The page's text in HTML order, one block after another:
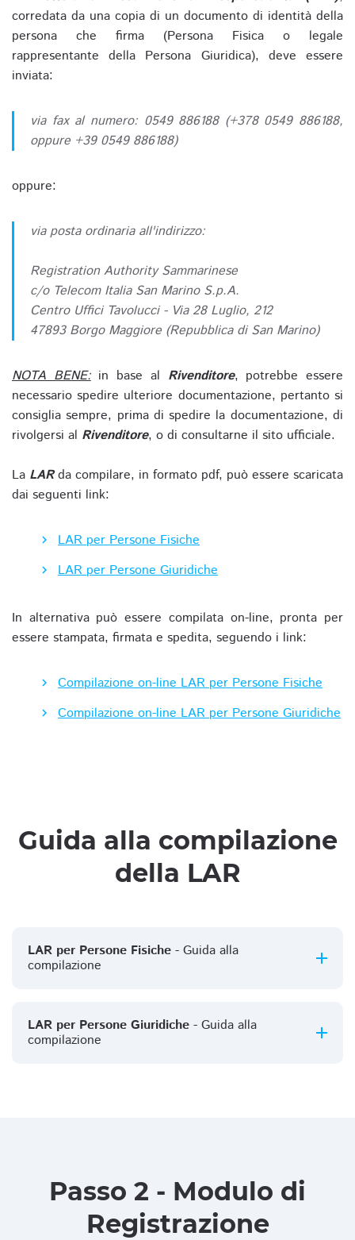
corredata da una copia di un documento di identità della
persona che firma (Persona Fisica o legale
rappresentante della Persona Giuridica), deve essere
inviata:
via fax al numero: 0549 886188 (+378 0549 886188,
oppure +39 0549 886188)
oppure:
via posta ordinaria all'indirizzo:
Registration Authority Sammarinese
c/o Telecom Italia San Marino S.p.A.
Centro Uffici Tavolucci - Via 28 Luglio, 212
47893 Borgo Maggiore (Repubblica di San Marino)
NOTA BENE:in base al Rivenditore, potrebbe essere
necessario spedire ulteriore documentazione, pertanto si
consiglia sempre, prima di spedire la documentazione, di
rivolgersi al Rivenditore, o di consultarne il sito ufficiale.
La LARda compilare, in formato pdf, può essere scaricata
dai seguenti link:
LAR per Persone Fisiche
LAR per Persone Giuridiche
In alternativa può essere compilata on-line, pronta per
essere stampata, firmata e spedita, seguendo i link:
Compilazione on-line LAR per Persone Fisiche
Compilazione on-line LAR per Persone Giuridiche
Guida alla compilazione
della LAR
LAR per Persone Fisiche - Guida alla
compilazione
LAR per Persone Giuridiche - Guida alla
compilazione
Passo 2 - Modulo di
Registrazione